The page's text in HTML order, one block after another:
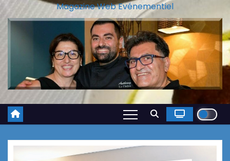
Magazine Web Evénementiel